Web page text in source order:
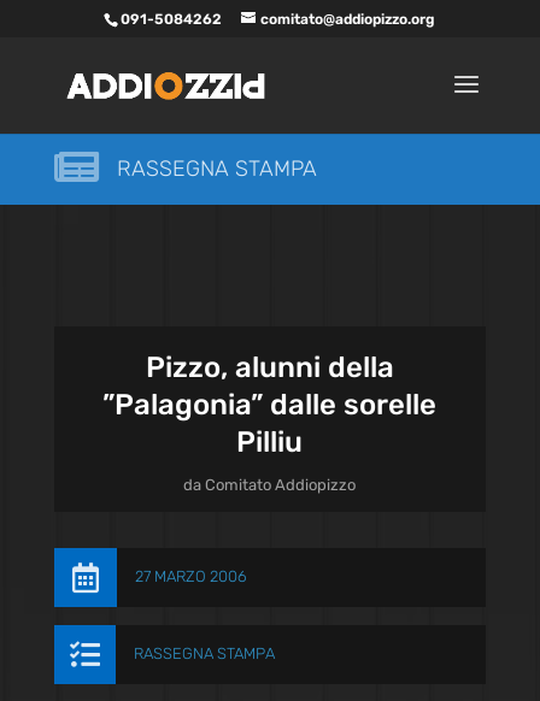
091-5084262 comitato@addiopizzo.org
 RASSEGNA STAMPA
Pizzo, alunni della
”Palagonia” dalle sorelle
Pilliu
daComitato Addiopizzo
 27 MARZO 2006
 RASSEGNA STAMPA